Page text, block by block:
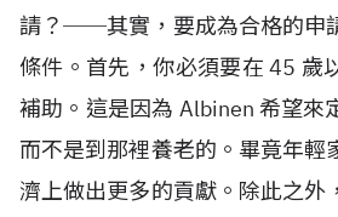
請？──其實，要成為合格的申
條件。首先，你必須要在 45 歲
補助。這是因為 Albinen 希望來
而不是到那裡養老的。畢竟年輕
濟上做出更多的貢獻。除此之外